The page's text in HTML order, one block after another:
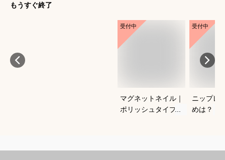
もうすぐ終了
受付中
マグネットネイル｜
ポリッシュタイプで
受付中
ニップレ
めは？